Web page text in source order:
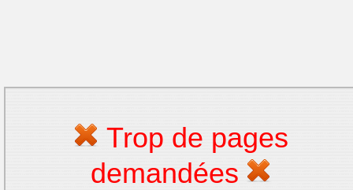
Trop de pages
demandées